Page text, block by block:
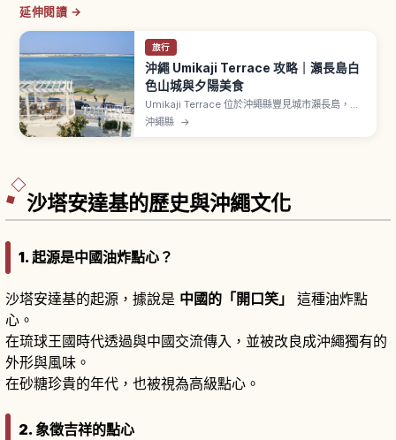
延伸閱讀 →
旅行
沖繩 Umikaji Terrace 攻略｜瀨長島白
色山城與夕陽美食
Umikaji Terrace 位於沖繩縣豐見城市瀨長島，從
那霸機場開車約15分鐘。純白建物沿坡面面向大海
沖繩縣 →
沙塔安達基的歷史與沖繩文化
1. 起源是中國油炸點心？
沙塔安達基的起源，據說是 中國的「開口笑」
這種油炸點
心。
在琉球王國時代透過與中國交流傳入，並被改良成沖繩獨有的
外形與風味。
在砂糖珍貴的年代，也被視為高級點心。
2. 象徵吉祥的點心